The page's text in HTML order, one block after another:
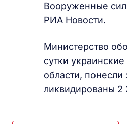
Вооруженные
РИА Новости.
Министерство
сутки
области,
ликвидированы 2